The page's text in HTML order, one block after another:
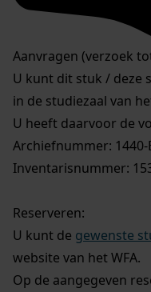
Aanvragen (verzoek
U kunt dit stuk / deze
in de studiezaal van
U heeft daarvoor de
Archiefnummer: 1440-
Inventarisnummer:
Reserveren:
U kunt de gewenste
website van het WFA.
Op de aangegeven